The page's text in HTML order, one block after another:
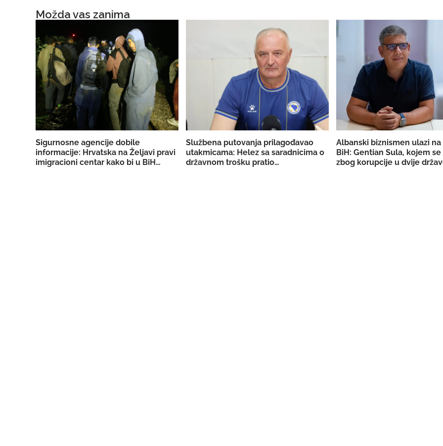
Možda vas zanima
Sigurnosne agencije dobile
informacije: Hrvatska na Željavi pravi
imigracioni centar kako bi u BiH
Službena putovanja prilagođavao
utakmicama: Helez sa saradnicima o
državnom trošku pratio
Albanski biznismen ulazi
BiH: Gentian Sula, kojem se
zbog korupcije u dvije